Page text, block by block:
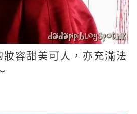
容甜美可人，亦充滿法